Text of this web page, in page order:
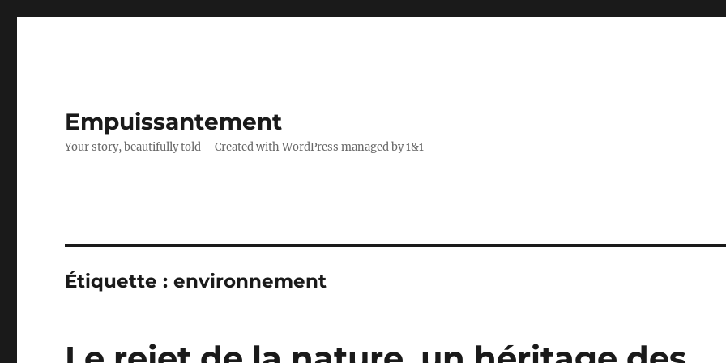
Empuissantement
Your story, beautifully told – Created with WordPress managed by 1&1
Étiquette :environnement